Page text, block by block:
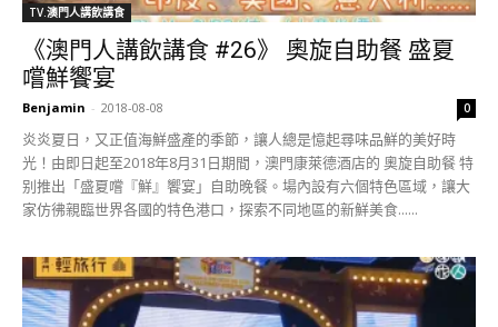
TV.澳門人講飲講食
《澳門人講飲講食 #26》 奧旋自助餐 盛夏
嚐鮮饗宴
Benjamin - 2018-08-08 0
炎炎夏日，又正值海鮮盛產的季節，讓人總是憶起尋味品鮮的美好時
光！由即日起至2018年8月31日期間，澳門康萊德酒店的 奧旋自助餐 特
别推出「盛夏嚐『鮮』饗宴」自助晚餐。場內設有六個特色區域，讓大
家仿彿親臨世界各國的特色港口，探索不同地區的新鮮美食......